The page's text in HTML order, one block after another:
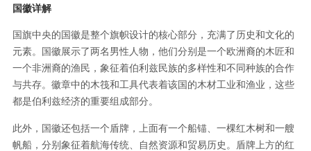
国徽详解
国旗中央的国徽是整个旗帜设计的核心部分，充满了历史和文化的
元素。国徽展示了两名男性人物，他们分别是一个欧洲裔的木匠和
一个非洲裔的渔民，象征着伯利兹民族的多样性和不同种族的合作
与共存。徽章中的木筏和工具代表着该国的木材工业和渔业，这些
都是伯利兹经济的重要组成部分。
此外，国徽还包括一个盾牌，上面有一个船锚、一棵红木树和一艘
帆船，分别象征着航海传统、自然资源和贸易历史。盾牌上方的红